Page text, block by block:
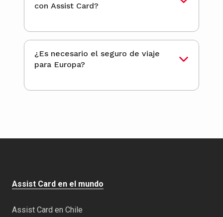
con Assist Card?
¿Es necesario el seguro de viaje
para Europa?
Assist Card en el mundo
Assist Card en Chile